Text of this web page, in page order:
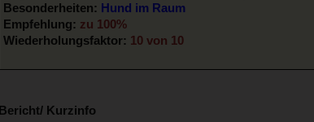
Besonderheiten: Hund im Raum
Empfehlung: zu 100%
Wiederholungsfaktor: 10 von 10
Bericht/ Kurzinfo